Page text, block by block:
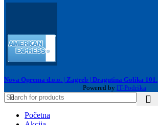
Nova Oprema d.o.o. | Zagreb | Dragutina Golika 101.
Powered by IT-Podrška
Početna